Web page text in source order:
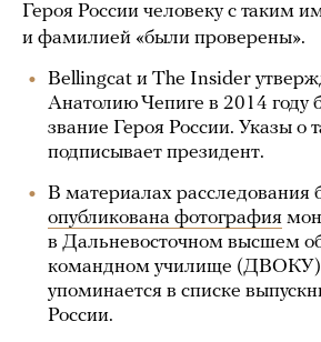
Героя России человеку с таким
и фамилией «были проверены».
Bellingcat и The Insider
Анатолию Чепиге в 2014 году
звание Героя России. Указы о
подписывает президент.
В материалах расследования
опубликована фотография
в Дальневосточном высшем
командном училище (ДВОКУ),
упоминается в списке
России.